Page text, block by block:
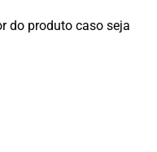
do produto caso seja